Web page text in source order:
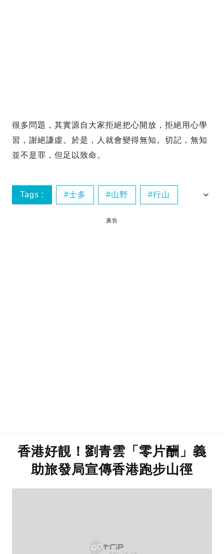
很多問題，其實源自大家拒絕把心開放，拒絕用心學
習，謝絕謙虛。於是，人就會變得無知。切記，無知
並不是罪，但足以致命。
Tags : 士多 山野 行山
廣告
香港好靚！劉青雲「零片酬」義
助旅發局宣傳香港跑步山徑